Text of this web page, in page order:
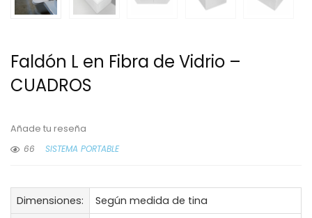
Faldón L en Fibra de Vidrio –
CUADROS
Añade tu reseña
66
SISTEMA PORTABLE
Dimensiones:
Según medida de tina